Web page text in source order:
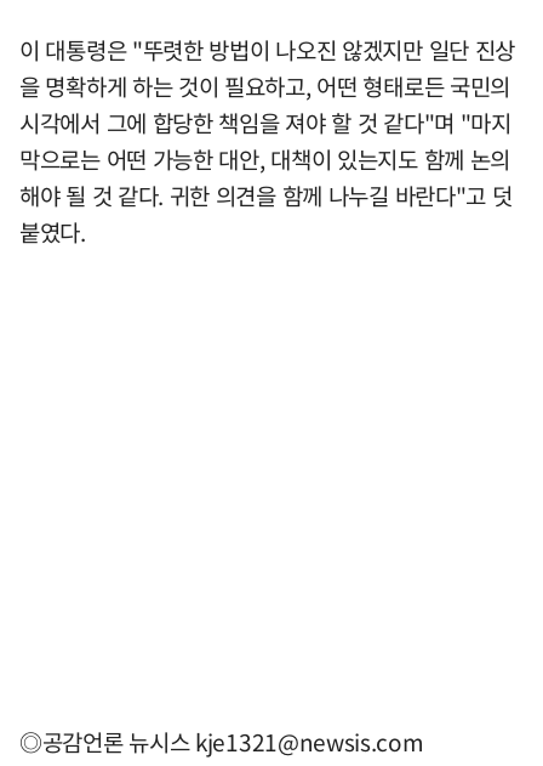
이 대통령은 "뚜렷한 방법이 나오진 않겠지만 일단 진상
을 명확하게 하는 것이 필요하고, 어떤 형태로든 국민의
시각에서 그에 합당한 책임을 져야 할 것 같다"며 "마지
막으로는 어떤 가능한 대안, 대책이 있는지도 함께 논의
해야 될 것 같다. 귀한 의견을 함께 나누길 바란다"고 덧
붙였다.
◎공감언론 뉴시스kje1321@newsis.com